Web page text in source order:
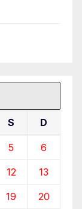
S D
5 6
12 13
19 20